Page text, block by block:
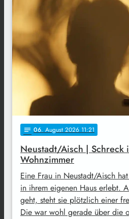
notes 06. August 2026 11:21
Neustadt/Aisch | Schreck
Wohnzimmer
Eine Frau in Neustadt/Aisch
in ihrem eigenen Haus erlebt.
geht, steht sie plötzlich einer
Die war wohl gerade über die